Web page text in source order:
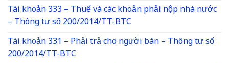
Tài khoản 333 – Thuế và các khoản phải nộp nhà nước
– Thông tư số 200/2014/TT-BTC
Tài khoản 331 – Phải trả cho người bán – Thông tư số
200/2014/TT-BTC